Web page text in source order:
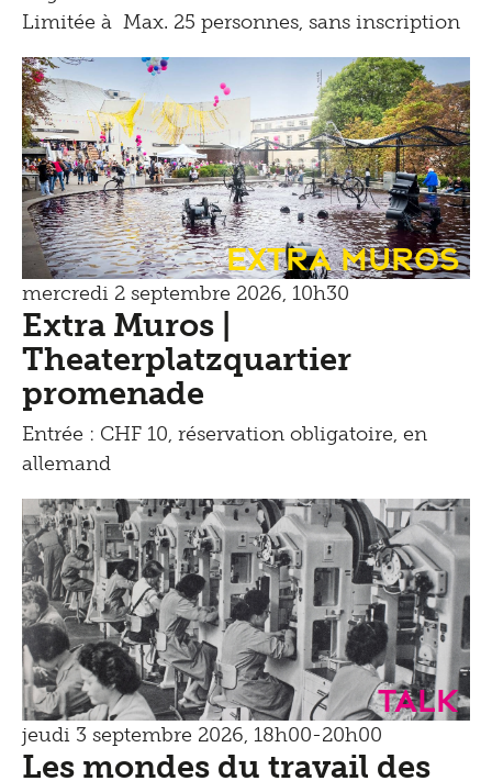
Limitée à Max. 25 personnes, sans inscription
Extra Muros
mercredi 2 septembre 2026, 10h30
Extra Muros |
Theaterplatzquartier
promenade
Entrée : CHF 10, réservation obligatoire, en
allemand
Talk
jeudi 3 septembre 2026, 18h00-20h00
Les mondes du travail des